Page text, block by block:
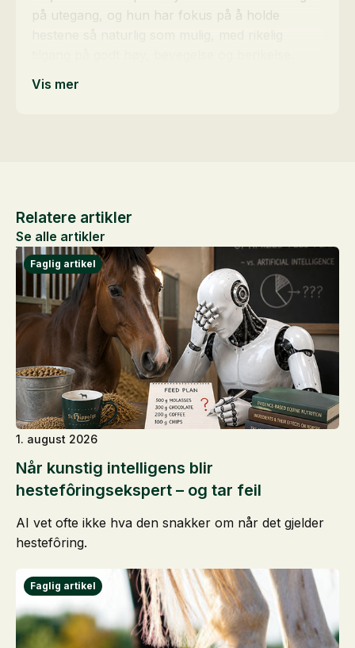
på utegang, og hun har fokus på å holde
Vis mer
Relatere artikler
Se alle artikler
Når kunstig intelligens blir
hestefôringsekspert – og tar feil
1. august 2026
AI vet ofte ikke hva den snakker om når det gjelder
hestefôring.